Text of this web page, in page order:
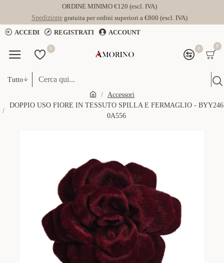
ORDINE MINIMO €120 (escl. IVA)
Spedizionegratuita per ordini superiori a €800 (escl. IVA)
ACCEDI
REGISTRATI ACCOUNT
0 0 0
Tutto
Accessori
DOPPIO USO FIORE IN TESSUTO SPILLA E FERMAGLIO - BYY246
0A556